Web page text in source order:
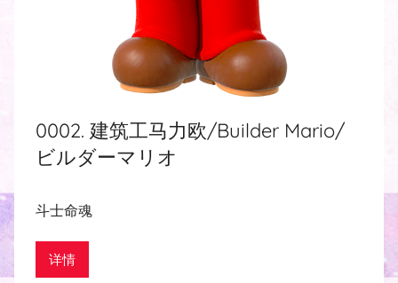
0002. 建筑工马力欧/Builder Mario/
ビルダーマリオ
斗士命魂
详情